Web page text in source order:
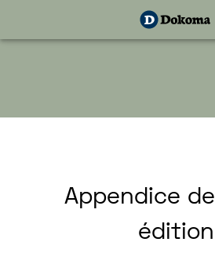
Appendice de
édition